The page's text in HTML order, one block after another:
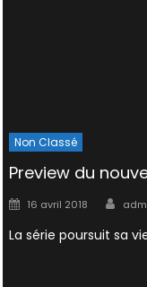
Non Classé
Preview du
Posted
16 avril 2018
La série poursuit sa